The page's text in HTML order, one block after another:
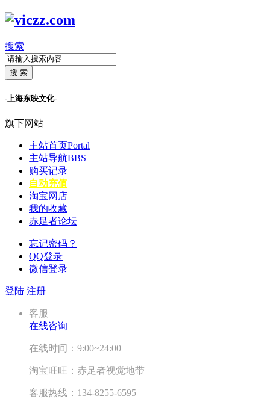
搜索
搜 索
-上海东映文化-
旗下网站
主站首页Portal
主站导航BBS
购买记录
自动充值
淘宝网店
我的收藏
赤足者论坛
忘记密码？
QQ登录
微信登录
登陆 注册
客服
在线咨询
在线时间：9:00~24:00
淘宝旺旺：赤足者视觉地带
客服热线：134-8255-6595